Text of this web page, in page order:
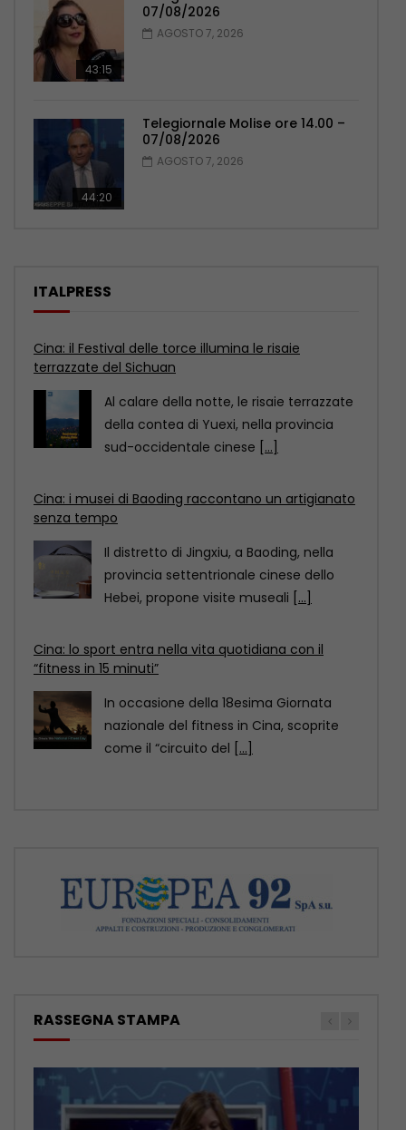
43:15
07/08/2026
AGOSTO 7, 2026
44:20
Telegiornale Molise ore 14.00 –
07/08/2026
AGOSTO 7, 2026
ITALPRESS
Cina: i musei di Baoding raccontano un artigianato
senza tempo
Il distretto di Jingxiu, a Baoding, nella
provincia settentrionale cinese dello
Hebei, propone visite museali
Cina: lo sport entra nella vita quotidiana con il
“fitness in 15 minuti”
In occasione della 18esima Giornata
nazionale del fitness in Cina, scoprite
come il “circuito del[...]
Cina: il Festival delle torce illumina le risaie
terrazzate del Sichuan
Al calare della notte, le risaie terrazzate
della contea di Yuexi, nella provincia
sud-occidentale cinese
RASSEGNA STAMPA